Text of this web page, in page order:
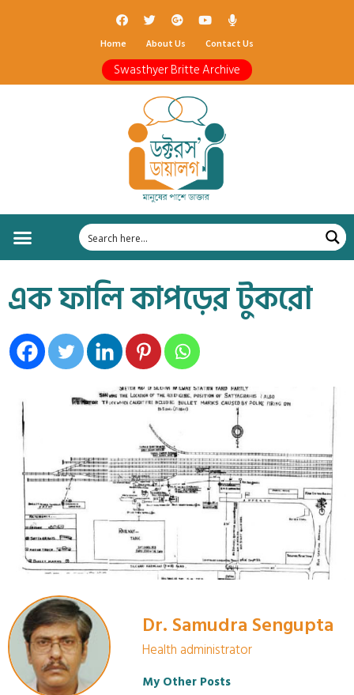
Home About Us Contact Us
Swasthyer Britte Archive
এক ফালি কাপড়ের টুকরো
Dr. Samudra Sengupta
Health administrator
My Other Posts